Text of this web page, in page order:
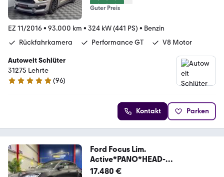
Guter Preis
EZ 11/2016• 93.000 km • 324 kW (441 PS) • Benzin
Rückfahrkamera
Performance GT V8 Motor
Autowelt Schlüter
31275 Lehrte
4.9 Sterne
(96)
Kontakt Parken
Ford Focus Lim.
Active*PANO*HEAD-
UP*KAMERA*SPURHALTE
17.480 €